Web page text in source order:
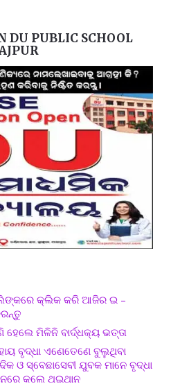
DU PUBLIC SCHOOL
କ୍ଲିକ କରି ଆଜିର ଇ –
ହେଲେ ମିଳିନି ବାର୍ଦ୍ଧକ୍ୟ ଭତ୍ତା
ବୃଦ୍ଧା ଏଣେତେଣେ ବୁଲୁଥିବା
ଓ ସ୍ବେଛାସେବୀ ଯୁବକ ମାନେ ବୃଦ୍ଧା
କଲେ ଥଇଥାନ